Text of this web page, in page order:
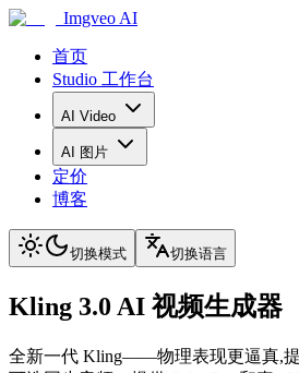
Imgveo AI
首页
Studio 工作台
AI Video
AI 图片
定价
博客
切换模式 切换语言
Kling 3.0 AI 视频生成器
全新一代 Kling——物理表现更逼真,